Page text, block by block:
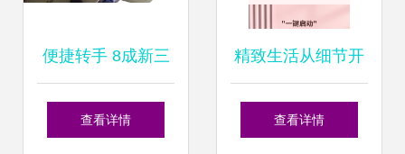
便捷转手 8成新三
洋洗衣机与折叠桌
查看详情
精致生活从细节开
始 便携迷你折叠洗
查看详情